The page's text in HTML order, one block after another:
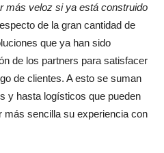
más veloz si ya está construido
de la gran cantidad de
que ya han sido
de los partners para satisfacer
de clientes. A esto se suman
y hasta logísticos que pueden
más sencilla su experiencia con